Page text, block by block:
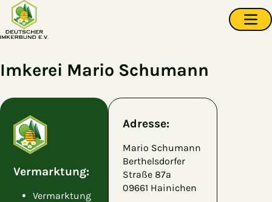
Zum Hauptinhalt springen
Imkerei Mario Schumann
Vermarktung:
Vermarktung
Adresse:
Mario Schumann
Berthelsdorfer
Straße 87a
09661 Hainichen